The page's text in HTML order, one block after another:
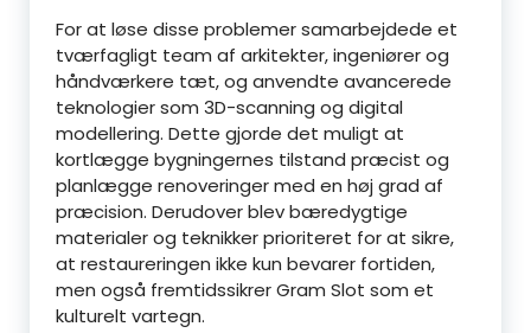
For at løse disse problemer samarbejdede et
tværfagligt team af arkitekter, ingeniører og
håndværkere tæt, og anvendte avancerede
teknologier som 3D-scanning og digital
modellering. Dette gjorde det muligt at
kortlægge bygningernes tilstand præcist og
planlægge renoveringer med en høj grad af
præcision. Derudover blev bæredygtige
materialer og teknikker prioriteret for at sikre,
at restaureringen ikke kun bevarer fortiden,
men også fremtidssikrer Gram Slot som et
kulturelt vartegn.